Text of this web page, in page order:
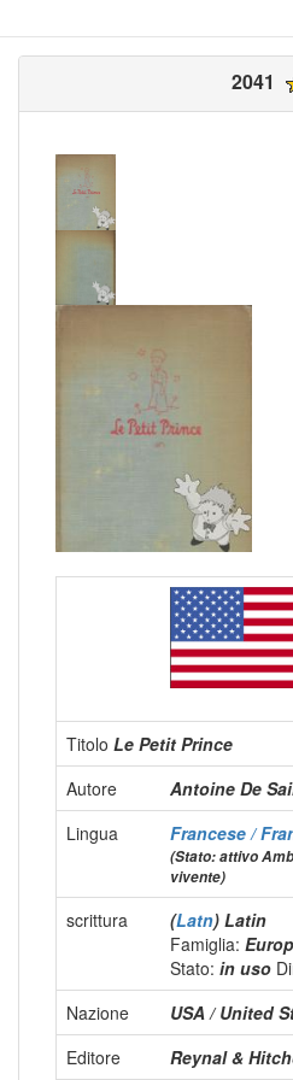
2041
Titolo Le Petit Prince
Autore
Antoine De
Lingua
Francese /
(Stato: attivo
vivente)
scrittura (Latn) Latin
Famiglia:
Stato: in uso
Nazione
USA / United
Editore
Reynal &